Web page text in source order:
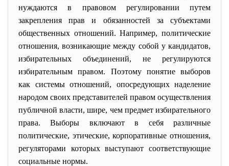
нуждаются в правовом регулировании путем
закрепления прав и обязанностей за субъектами
общественных отношений. Например, политические
отношения, возникающие между собой у кандидатов,
избирательных объединений, не регулируются
избирательным правом. Поэтому понятие выборов
как системы отношений, опосредующих наделение
народом своих представителей правом осуществления
публичной власти, шире, чем предмет избирательного
права. Выборы включают в себя различные
политические, этические, корпоративные отношения,
регуляторами которых выступают соответствующие
социальные нормы.